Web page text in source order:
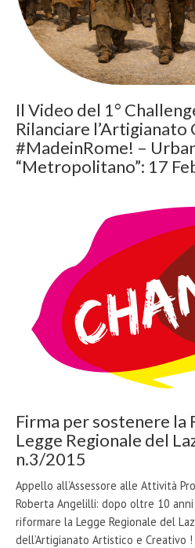
Il Video del 1°
Rilanciare l’Artigianato
#MadeinRome! –
“Metropolitano”: 17
Firma per sostenere la
Legge Regionale del
n.3/2015
Appello all’Assessore alle Attività
Roberta Angelilli: dopo oltre 10 anni
riformare la Legge Regionale del
dell’Artigianato Artistico e Creativo !